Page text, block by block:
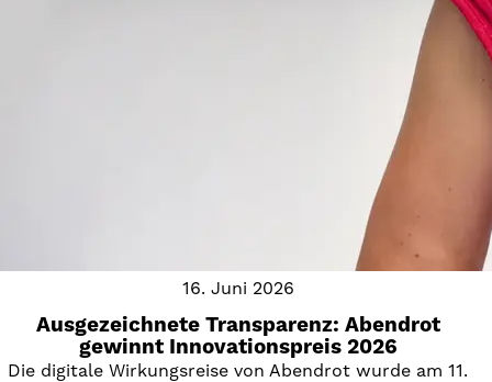
16. Juni 2026
Ausgezeichnete Transparenz: Abendrot
gewinnt Innovationspreis 2026
Die digitale Wirkungsreise von Abendrot wurde am 11.